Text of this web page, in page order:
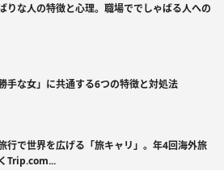
りな人の特徴と心理。職場ででしゃばる人への
手な女」に共通する6つの特徴と対処法
行で世界を広げる「旅キャリ」。年4回海外旅
Trip.com...